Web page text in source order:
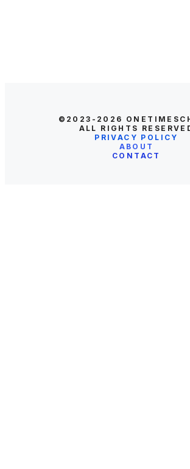
©2023-2026
ALL RIGHTS
PRIVACY POLICY
ABOUT
CONTACT